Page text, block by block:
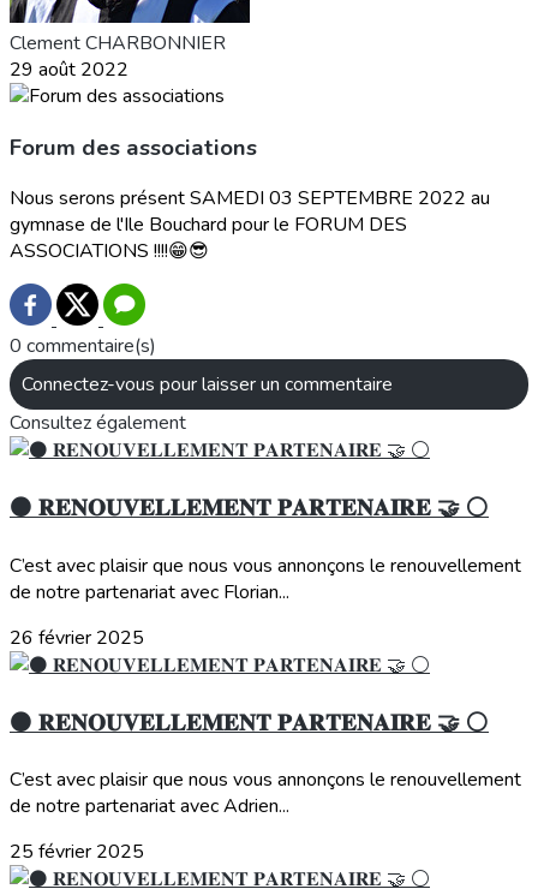
Clement CHARBONNIER
29 août 2022
Forum des associations
Nous serons présent SAMEDI 03 SEPTEMBRE 2022 au
gymnase de l'Ile Bouchard pour le FORUM DES
ASSOCIATIONS !!!!😁😎
0 commentaire(s)
Connectez-vous pour laisser un commentaire
Consultez également
⚫️ 𝐑𝐄𝐍𝐎𝐔𝐕𝐄𝐋𝐋𝐄𝐌𝐄𝐍𝐓 𝐏𝐀𝐑𝐓𝐄𝐍𝐀𝐈𝐑𝐄 🤝 ⚪️
C’est avec plaisir que nous vous annonçons le renouvellement
de notre partenariat avec Florian...
26 février 2025
⚫️ 𝐑𝐄𝐍𝐎𝐔𝐕𝐄𝐋𝐋𝐄𝐌𝐄𝐍𝐓 𝐏𝐀𝐑𝐓𝐄𝐍𝐀𝐈𝐑𝐄 🤝 ⚪️
C’est avec plaisir que nous vous annonçons le renouvellement
de notre partenariat avec Adrien...
25 février 2025